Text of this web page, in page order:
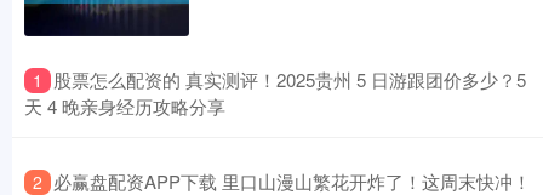
1
​股票怎么配资的 真实测评！2025贵州 5 日游跟团价多少？5
天 4 晚亲身经历攻略分享
2 ​必赢盘配资APP下载 里口山漫山繁花开炸了！这周末快冲！